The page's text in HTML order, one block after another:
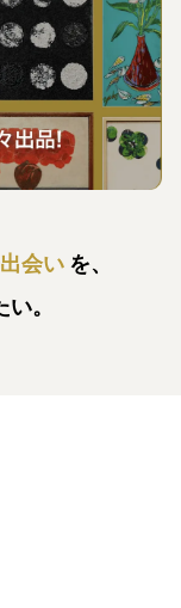
会い を、
。